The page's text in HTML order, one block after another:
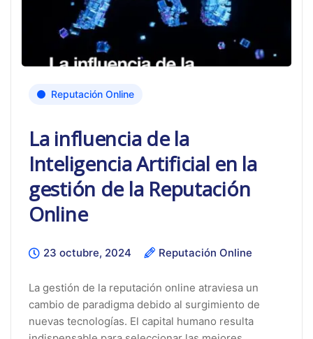
Reputación Online
La influencia de la
Inteligencia Artificial en la
gestión de la Reputación
Online
23 octubre, 2024 Reputación Online
La gestión de la reputación online atraviesa un
cambio de paradigma debido al surgimiento de
nuevas tecnologías. El capital humano resulta